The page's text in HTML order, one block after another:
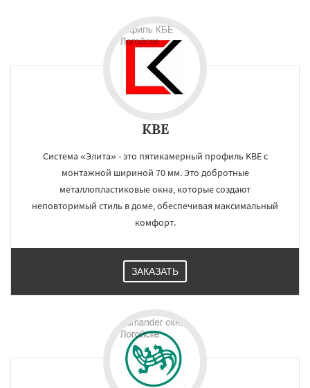
KBE
Система «Элита» - это пятикамерный профиль KBE с
монтажной шириной 70 мм. Это добротные
металлопластиковые окна, которые создают
неповторимый стиль в доме, обеспечивая максимальный
комфорт.
ЗАКАЗАТЬ